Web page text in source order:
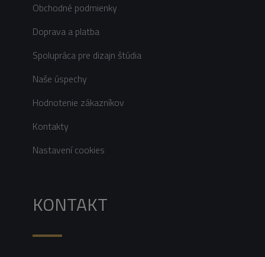
Obchodné podmienky
Doprava a platba
Spolupráca pre dizajn štúdia
Naše úspechy
Hodnotenie zákazníkov
Kontakty
Nastavení cookies
KONTAKT